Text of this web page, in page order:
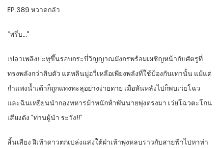
EP.389 หวาดกลัว
“พรึ่บ…”
เปลวเพลิงปะทุขึ้นรอบกระบี่วิญญาณมังกรพร้อมเผชิญหน้ากับศัตรูที่
ทรงพลังกว่าสิบตัว แต่หลินมู่อวี่เหลือเพียงพลังที่ใช้ป้องกันเท่านั้น แม้แต่
กำแพงน้ำเต้าก็ถูกแทงทะลุอย่างง่ายดาย เมื่อหันหลังไปก็พบเว่ยโฉว
และฉินเหยียนนำกองทหารม้าหนักห้าพันนายพุ่งตรงมา เว่ยโฉวตะโกน
เสียงดัง “ท่านผู้นำ ระวัง!!”
สิ้นเสียง ฝีเท้าดาวตกเปล่งแสงใต้ฝ่าเท้าพุ่งหลบราวกับสายฟ้าไปหาท่า